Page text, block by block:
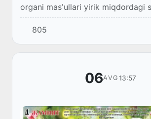
organi masʼullari yirik miqdordagi
qonunchiligi buzilishiga aloqador
aniqlandi.
805
06AVG 13:57